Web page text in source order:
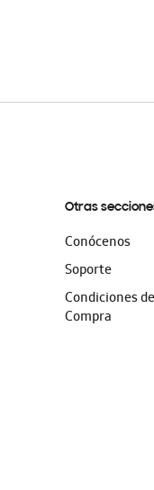
Otras
Conócenos
Soporte
Condiciones de
Compra